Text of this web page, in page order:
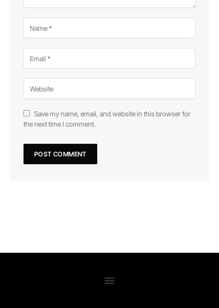
Save my name, email, and website in this browser for
the next time I comment.